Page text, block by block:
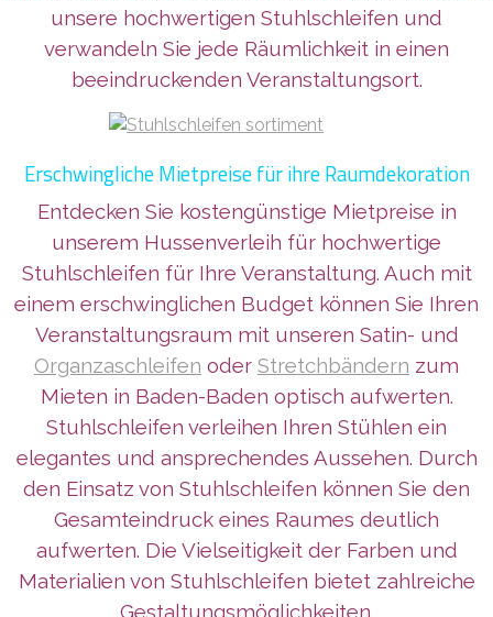
unsere hochwertigen Stuhlschleifen und
verwandeln Sie jede Räumlichkeit in einen
beeindruckenden Veranstaltungsort.
Erschwingliche Mietpreise für ihre Raumdekoration
Entdecken Sie kostengünstige Mietpreise in
unserem Hussenverleih für hochwertige
Stuhlschleifen für Ihre Veranstaltung. Auch mit
einem erschwinglichen Budget können Sie Ihren
Veranstaltungsraum mit unseren Satin- und
Organzaschleifen oder Stretchbändern zum
Mieten in Baden-Baden optisch aufwerten.
Stuhlschleifen verleihen Ihren Stühlen ein
elegantes und ansprechendes Aussehen. Durch
den Einsatz von Stuhlschleifen können Sie den
Gesamteindruck eines Raumes deutlich
aufwerten. Die Vielseitigkeit der Farben und
Materialien von Stuhlschleifen bietet zahlreiche
Gestaltungsmöglichkeiten.